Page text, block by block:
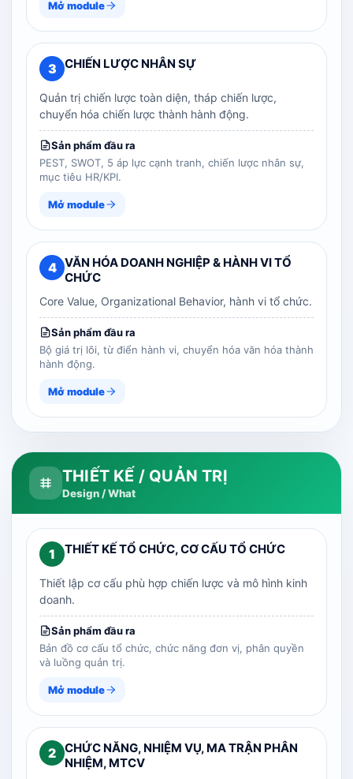
Mở module
3 CHIẾN LƯỢC NHÂN SỰ
Quản trị chiến lược toàn diện, tháp chiến lược,
chuyển hóa chiến lược thành hành động.
Sản phẩm đầu ra
PEST, SWOT, 5 áp lực cạnh tranh, chiến lược nhân sự,
mục tiêu HR/KPI.
Mở module
4 VĂN HÓA DOANH NGHIỆP & HÀNH VI TỔ
CHỨC
Core Value, Organizational Behavior, hành vi tổ chức.
Sản phẩm đầu ra
Bộ giá trị lõi, từ điển hành vi, chuyển hóa văn hóa thành
hành động.
Mở module
THIẾT KẾ / QUẢN TRỊ
Design / What
1 THIẾT KẾ TỔ CHỨC, CƠ CẤU TỔ CHỨC
Thiết lập cơ cấu phù hợp chiến lược và mô hình kinh
doanh.
Sản phẩm đầu ra
Bản đồ cơ cấu tổ chức, chức năng đơn vị, phân quyền
và luồng quản trị.
Mở module
2 CHỨC NĂNG, NHIỆM VỤ, MA TRẬN PHÂN
NHIỆM, MTCV